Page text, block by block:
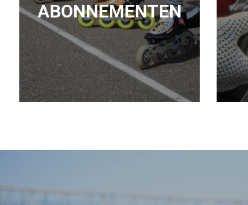
ABONNEMENTEN